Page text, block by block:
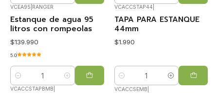
VCEA95 RANGER
Estanque de agua 95
litros con rompeolas
$139.990
5.0
Cantidad
VCACCSTAP44
TAPA PARA ESTANQUE
44mm
$1.990
Cantidad
VCACCSTAPBMB VCACCSEMB